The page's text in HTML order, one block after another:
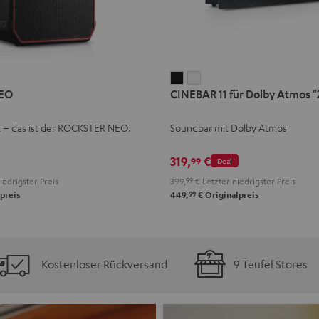
– das ist der ROCKSTER NEO.
Preis
11
Dolby
"2.1-
Set"
Schwarz
11
Dolby
"2.1-
Set"
Weiß
CINEBAR 11 für Dolby Atmos
Soundbar mit Dolby Atmos
Deal
319,99 €
399, 99 € Letzter niedrigster Preis
449,99 € Originalpreis
Kostenloser Rückversand 9 Teufel Stores